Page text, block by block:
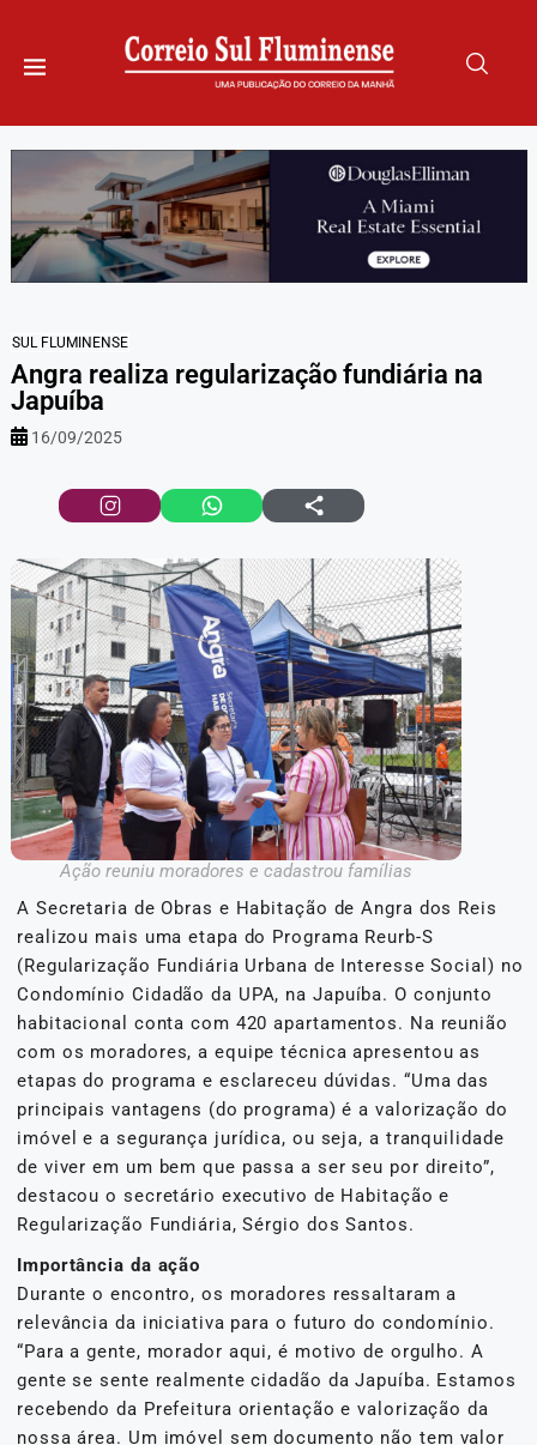
SUL FLUMINENSE
Angra realiza regularização fundiária na
Japuíba
16/09/2025
Ação reuniu moradores e cadastrou famílias
A Secretaria de Obras e Habitação de Angra dos Reis
realizou mais uma etapa do Programa Reurb-S
(Regularização Fundiária Urbana de Interesse Social) no
Condomínio Cidadão da UPA, na Japuíba. O conjunto
habitacional conta com 420 apartamentos. Na reunião
com os moradores, a equipe técnica apresentou as
etapas do programa e esclareceu dúvidas. “Uma das
principais vantagens (do programa) é a valorização do
imóvel e a segurança jurídica, ou seja, a tranquilidade
de viver em um bem que passa a ser seu por direito”,
destacou o secretário executivo de Habitação e
Regularização Fundiária, Sérgio dos Santos.
Importância da ação
Durante o encontro, os moradores ressaltaram a
relevância da iniciativa para o futuro do condomínio.
“Para a gente, morador aqui, é motivo de orgulho. A
gente se sente realmente cidadão da Japuíba. Estamos
recebendo da Prefeitura orientação e valorização da
nossa área. Um imóvel sem documento não tem valor